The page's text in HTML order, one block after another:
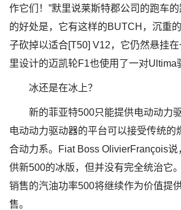
作它们！”默里说莱斯特郡公司的跑车
的好处是，它有这样的BUTCH，沉重
子砍掉以适合[T50] V12，它仍然悬挂
里设计的迈凯轮F1也使用了一对Ultima
冰还是在冰上？
新的菲亚特500只能提供电动动力
电动动力驱动器的平台可以接受传统的
合动力系。Fiat Boss OlivierFrançois说
供新500的冰版，但并没有完全统治它
销售的汽油功率500将继续作为价值提
售。